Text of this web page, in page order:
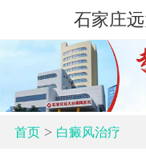
石家庄
首页> 白癜风治疗